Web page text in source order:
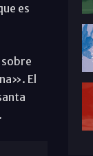
es
El